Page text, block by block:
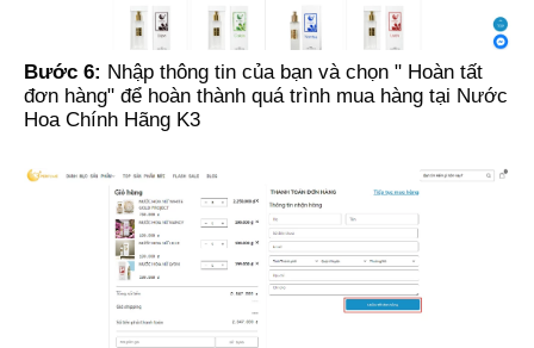
Bước 6: Nhập thông tin của bạn và chọn " Hoàn tất
đơn hàng" để hoàn thành quá trình mua hàng tại Nước
Hoa Chính Hãng K3